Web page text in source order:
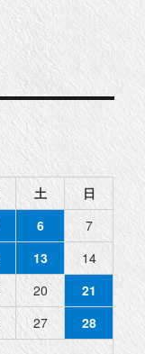
土
日
6
7
13
14
20
21
27
28